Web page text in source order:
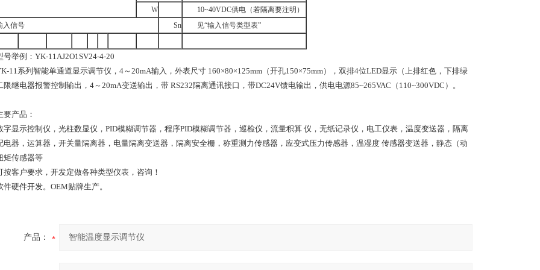
W
10~40VDC供电（若隔离要注明）
入信号
Sn 见“输入信号类型表”
号举例：YK-11AJ2O1SV24-4-20
11系列智能单通道显示调节仪，4～20mA输入，外表尺寸 160×80×125mm（开孔150×75mm），双排4位LED显示（上排红色，下排绿
限继电器报警控制输出，4～20mA变送输出，带 RS232隔离通讯接口，带DC24V馈电输出，供电电源85~265VAC（110~300VDC）。
要产品：
字显示控制仪，光柱数显仪，PID模糊调节器，程序PID模糊调节器，巡检仪，流量积算 仪，无纸记录仪，电工仪表，温度变送器，隔离
电器，运算器，开关量隔离器，电量隔离变送器，隔离安全栅，称重测力传感器，应变式压力传感器，温湿度 传感器变送器，静态（动
矩传感器等
按客户要求，开发定做各种类型仪表，咨询！
件硬件开发。OEM贴牌生产。
产品：